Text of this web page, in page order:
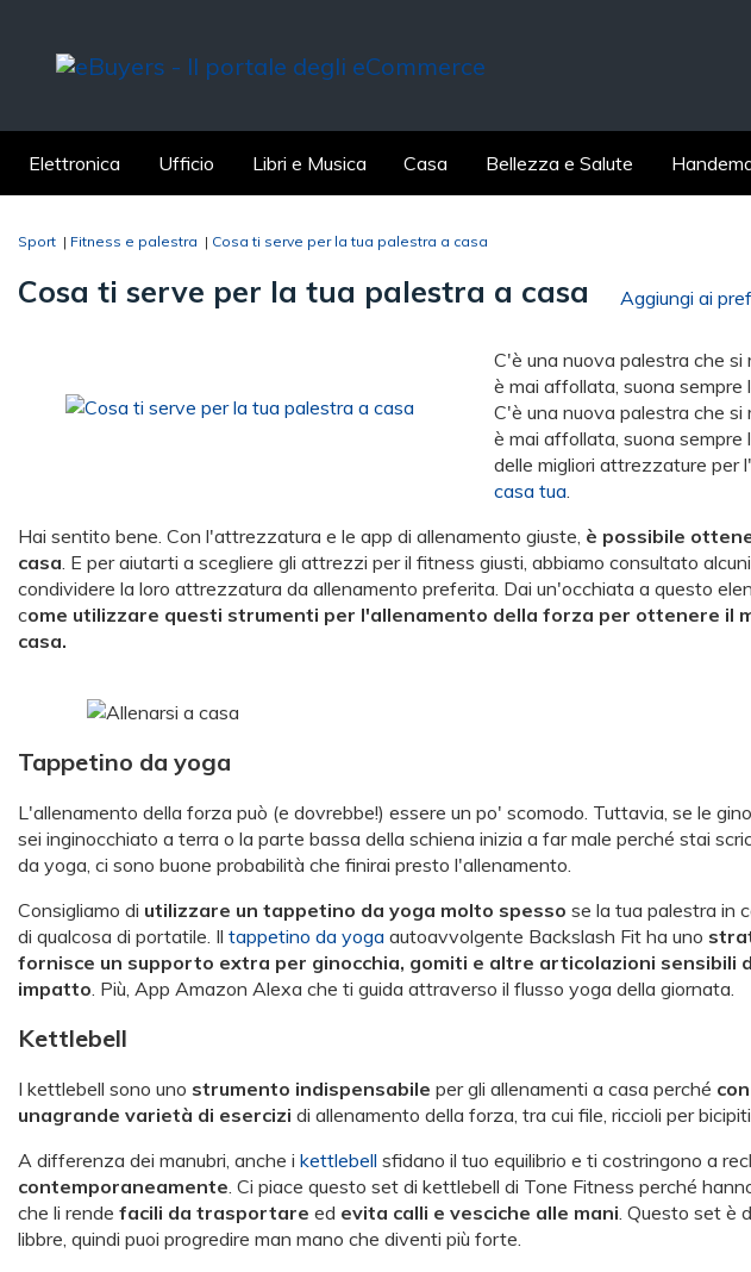
Elettronica Ufficio Libri e Musica Casa Bellezza e Salute
Sport | Fitness e palestra | Cosa ti serve per la tua palestra a casa
Cosa ti serve per la tua palestra a casa Aggiungi ai
C'è una nuova palestra che si
è mai affollata, suona
C'è una nuova palestra che si
è mai affollata, suona
delle migliori attrezzature per
casa tua.
Hai sentito bene. Con l'attrezzatura e le app di allenamento giuste, è possibile
casa. E per aiutarti a scegliere gli attrezzi per il fitness giusti, abbiamo consultato
condividere la loro attrezzatura da allenamento preferita. Dai un'occhiata a questo
come utilizzare questi strumenti per l'allenamento della forza per ottenere il
casa.
Tappetino da yoga
L'allenamento della forza può (e dovrebbe!) essere un po' scomodo. Tuttavia, se le
sei inginocchiato a terra o la parte bassa della schiena inizia a far male perché stai
da yoga, ci sono buone probabilità che finirai presto l'allenamento.
Consigliamo di utilizzare un tappetino da yoga molto spesso se la tua palestra in
di qualcosa di portatile. Il tappetino da yoga autoavvolgente Backslash Fit ha uno
fornisce un supporto extra per ginocchia, gomiti e altre articolazioni sensibili
impatto. Più, App Amazon Alexa che ti guida attraverso il flusso yoga della giornata.
Kettlebell
I kettlebell sono uno strumento indispensabile per gli allenamenti a casa perché
unagrande varietà di esercizi di allenamento della forza, tra cui file, riccioli per
A differenza dei manubri, anche i kettlebell sfidano il tuo equilibrio e ti costringono a
contemporaneamente. Ci piace questo set di kettlebell di Tone Fitness perché
che li rende facili da trasportare ed evita calli e vesciche alle mani. Questo set è
libbre, quindi puoi progredire man mano che diventi più forte.